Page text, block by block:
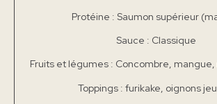
Protéine : Saumon supérieur
Sauce : Classique
Fruits et légumes : Concombre,
Toppings : furikake, oignons